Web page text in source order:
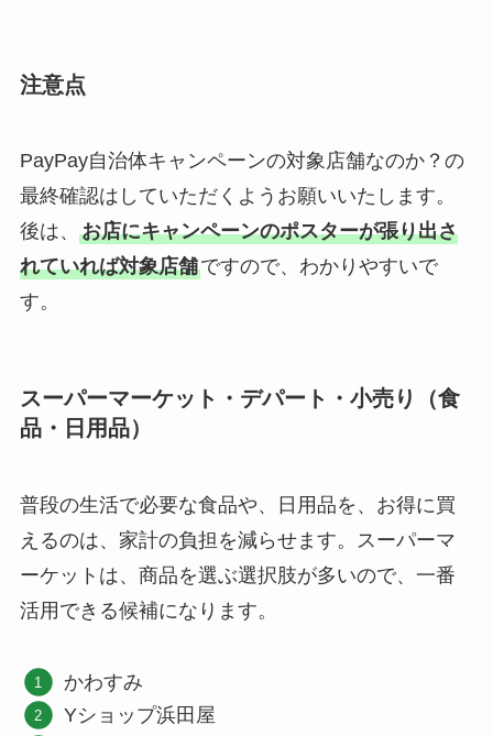
注意点
PayPay自治体キャンペーンの対象店舗なのか？の
最終確認はしていただくようお願いいたします。
後は、 お店にキャンペーンのポスターが張り出さ
れていれば対象店舗ですので、わかりやすいで
す。
スーパーマーケット・デパート・小売り（食
品・日用品）
普段の生活で必要な食品や、日用品を、お得に買
えるのは、家計の負担を減らせます。スーパーマ
ーケットは、商品を選ぶ選択肢が多いので、一番
活用できる候補になります。
かわすみ
Yショップ浜田屋